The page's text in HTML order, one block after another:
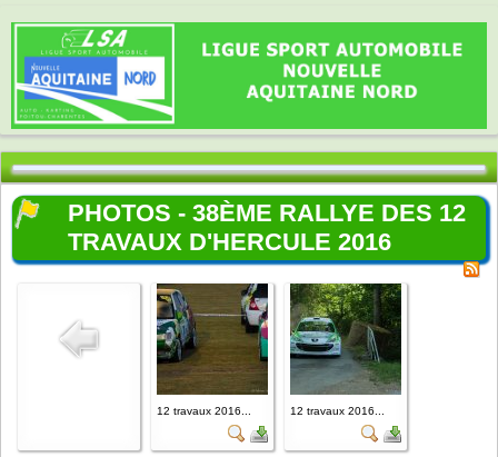
PHOTOS - 38ÈME RALLYE DES 12
TRAVAUX D'HERCULE 2016
12 travaux 2016... 12 travaux 2016...